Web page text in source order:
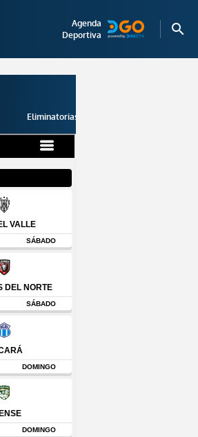
Agenda
Deportiva
search
Eliminatorias 2026